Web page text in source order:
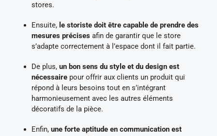
stores.
Ensuite, le storiste doit être capable de prendre des
mesures précises afin de garantir que le store
s’adapte correctement à l’espace dont il fait partie.
De plus, un bon sens du style et du design est
nécessaire pour offrir aux clients un produit qui
répond à leurs besoins tout en s’intégrant
harmonieusement avec les autres éléments
décoratifs de la pièce.
Enfin, une forte aptitude en communication est